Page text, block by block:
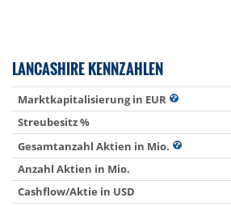
LANCASHIRE KENNZAHLEN
Marktkapitalisierung in EUR
Streubesitz %
Gesamtanzahl Aktien in Mio.
Anzahl Aktien in Mio.
Cashflow/Aktie in USD